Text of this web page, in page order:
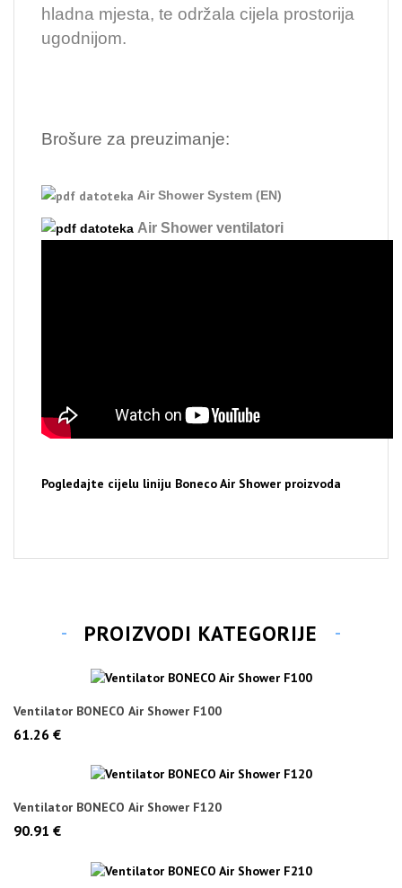
hladna mjesta, te održala cijela prostorija
ugodnijom.
Brošure za preuzimanje:
Air Shower System (EN)
Air Shower ventilatori
Pogledajte cijelu liniju Boneco Air Shower proizvoda
PROIZVODI KATEGORIJE
Ventilator BONECO Air Shower F100
61.26 €
Ventilator BONECO Air Shower F120
90.91 €